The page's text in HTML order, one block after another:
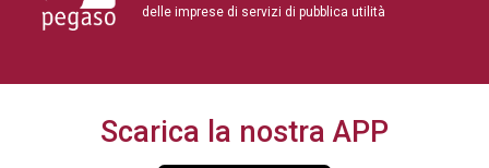
delle imprese di servizi di pubblica utilità
Scarica la nostra APP